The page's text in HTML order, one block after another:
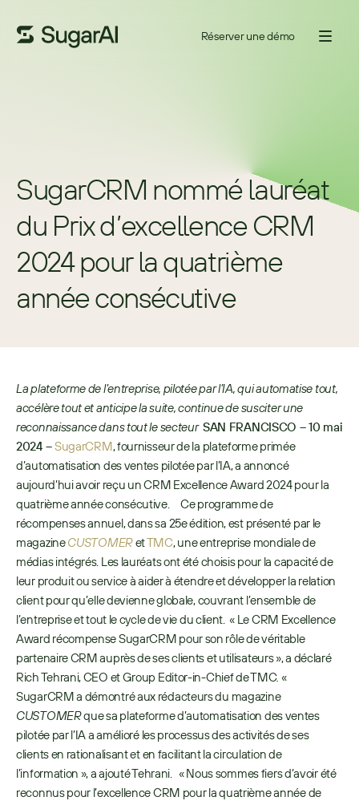
Réserver une démo
SugarCRM nommé lauréat
du Prix d’excellence CRM
2024 pour la quatrième
année consécutive
La plateforme de l’entreprise, pilotée par l’IA, qui automatise tout,
accélère tout et anticipe la suite, continue de susciter une
reconnaissance dans tout le secteur SAN FRANCISCO – 10 mai
2024 – SugarCRM, fournisseur de la plateforme primée
d’automatisation des ventes pilotée par l’IA, a annoncé
aujourd’hui avoir reçu un CRM Excellence Award 2024 pour la
quatrième année consécutive.     Ce programme de
récompenses annuel, dans sa 25e édition, est présenté par le
magazine CUSTOMER et TMC, une entreprise mondiale de
médias intégrés. Les lauréats ont été choisis pour la capacité de
leur produit ou service à aider à étendre et développer la relation
client pour qu’elle devienne globale, couvrant l’ensemble de
l’entreprise et tout le cycle de vie du client.  « Le CRM Excellence
Award récompense SugarCRM pour son rôle de véritable
partenaire CRM auprès de ses clients et utilisateurs », a déclaré
Rich Tehrani, CEO et Group Editor-in-Chief de TMC. «
SugarCRM a démontré aux rédacteurs du magazine
CUSTOMER que sa plateforme d’automatisation des ventes
pilotée par l’IA a amélioré les processus des activités de ses
clients en rationalisant et en facilitant la circulation de
l’information », a ajouté Tehrani.   « Nous sommes fiers d’avoir été
reconnus pour l’excellence CRM pour la quatrième année de